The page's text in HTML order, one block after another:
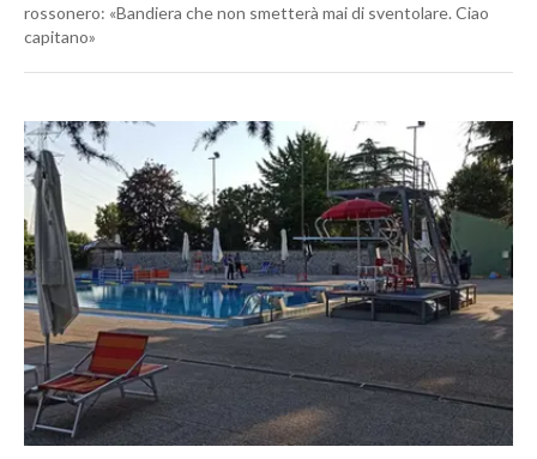
rossonero: «Bandiera che non smetterà mai di sventolare. Ciao
capitano»